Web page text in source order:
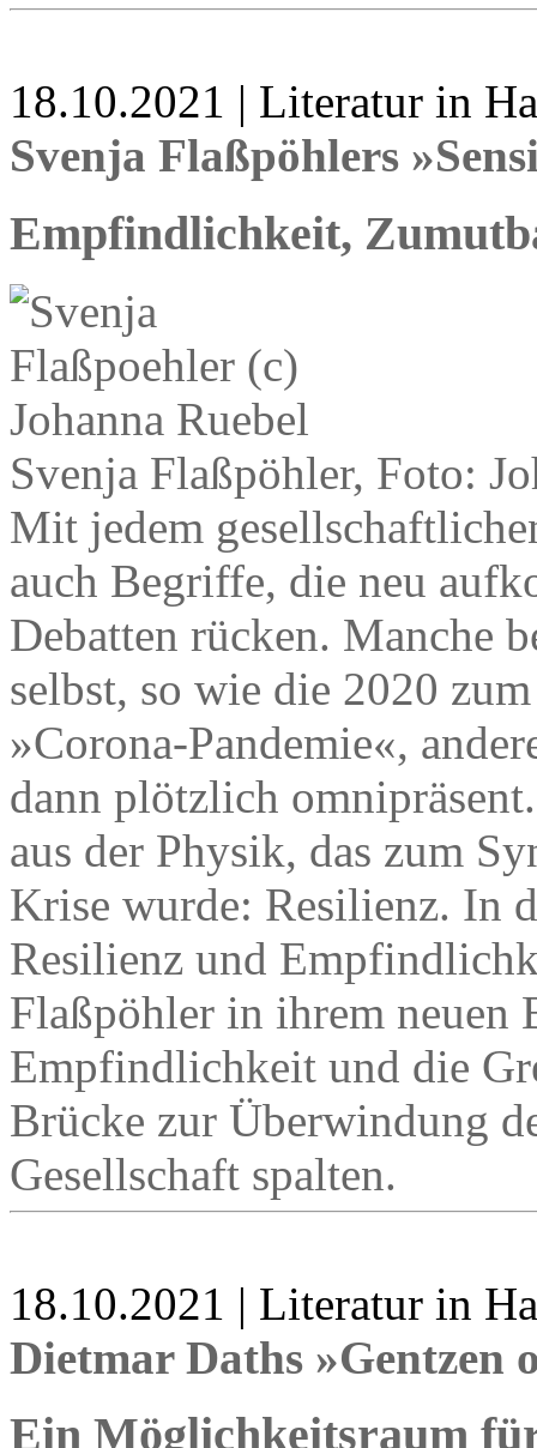
18.10.2021 | Literatur in
Svenja Flaßpöhlers
Empfindlichkeit,
Svenja Flaßpöhler, Foto:
Mit jedem
auch Begriffe, die neu
Debatten rücken. Manche
selbst, so wie die 2020
»Corona-Pandemie«,
dann plötzlich
aus der Physik, das zum
Krise wurde: Resilienz. In
Resilienz und
Flaßpöhler in ihrem neuen
Empfindlichkeit und die
Brücke zur Überwindung
Gesellschaft spalten.
18.10.2021 | Literatur in
Dietmar Daths »Gentzen
Ein Möglichkeitsraum